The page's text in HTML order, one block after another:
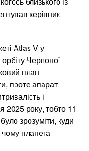
керівник
Atlas V у
Червоної
план
проте апарат
і
2025 року, тобто 11
зрозуміти, куди
планета